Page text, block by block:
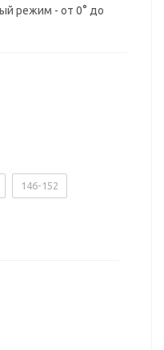
режим - от 0° до
146-152